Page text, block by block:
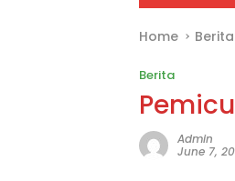
Terupdate
Home Berita
Berita
Admin
June 7,